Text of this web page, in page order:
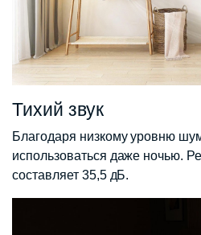
Тихий звук
Благодаря низкому уровню
использоваться даже ночью.
составляет 35,5 дБ.